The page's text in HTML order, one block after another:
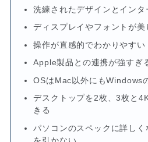
洗練されたデザインとインタ
ディスプレイやフォントが美
操作が直感的でわかりやすい
Apple製品との連携が強すぎ
OSはMac以外にもWindows
デスクトップを2枚、3枚と
きる
パソコンのスペックに詳し